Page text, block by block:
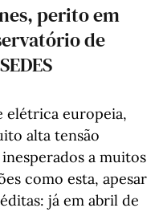
perito em
de
elétrica europeia,
alta tensão
a muitos
como esta, apesar
já em abril de